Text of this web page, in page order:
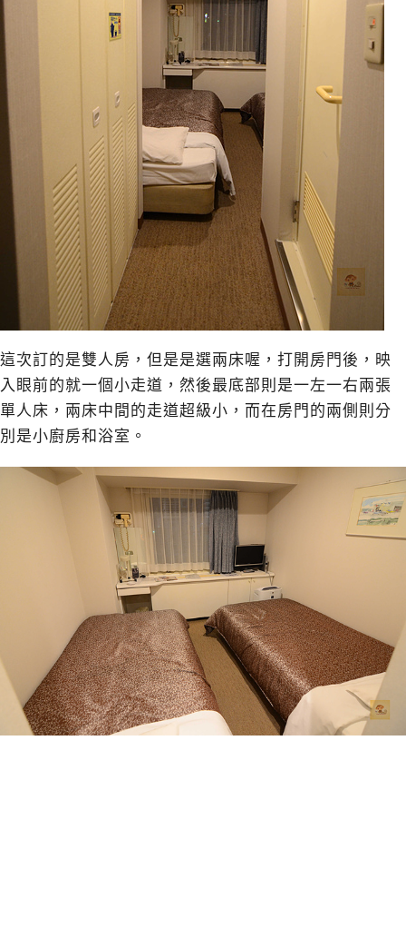
這次訂的是雙人房，但是是選兩床喔，打開房門後，映
入眼前的就一個小走道，然後最底部則是一左一右兩張
單人床，兩床中間的走道超級小，而在房門的兩側則分
別是小廚房和浴室。